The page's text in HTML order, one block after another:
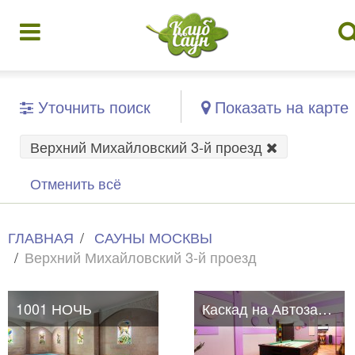
Уточнить поиск Показать на карте
Верхний Михайловский 3-й проезд
Отменить всё
ГЛАВНАЯ
САУНЫ МОСКВЫ
Верхний Михайловский 3-й проезд
1001 НОЧЬ
1001 НОЧЬ Каскад на Автозаводской